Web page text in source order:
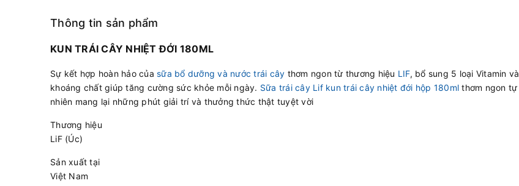
Thông tin sản phẩm
KUN TRÁI CÂY NHIỆT ĐỚI 180ML
Sự kết hợp hoàn hảo của sữa bổ dưỡng và nước trái cây thơm ngon từ thương hiệu LIF, bổ sung 5 loại Vitamin và
khoáng chất giúp tăng cường sức khỏe mỗi ngày. Sữa trái cây Lif kun trái cây nhiệt đới hộp 180ml thơm ngon tự
nhiên mang lại những phút giải trí và thưởng thức thật tuyệt vời
Thương hiệu
LiF (Úc)
Sản xuất tại
Việt Nam